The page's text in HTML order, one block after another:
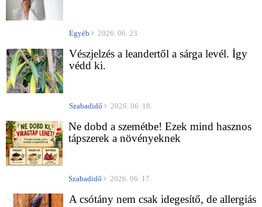
Egyéb 2026. 06. 23.
Vészjelzés a leandertől a sárga levél. Így
védd ki.
Szabadidő 2026. 06. 18.
Ne dobd a szemétbe! Ezek mind hasznos
tápszerek a növényeknek
Szabadidő 2026. 06. 17.
A csótány nem csak idegesítő, de allergiás